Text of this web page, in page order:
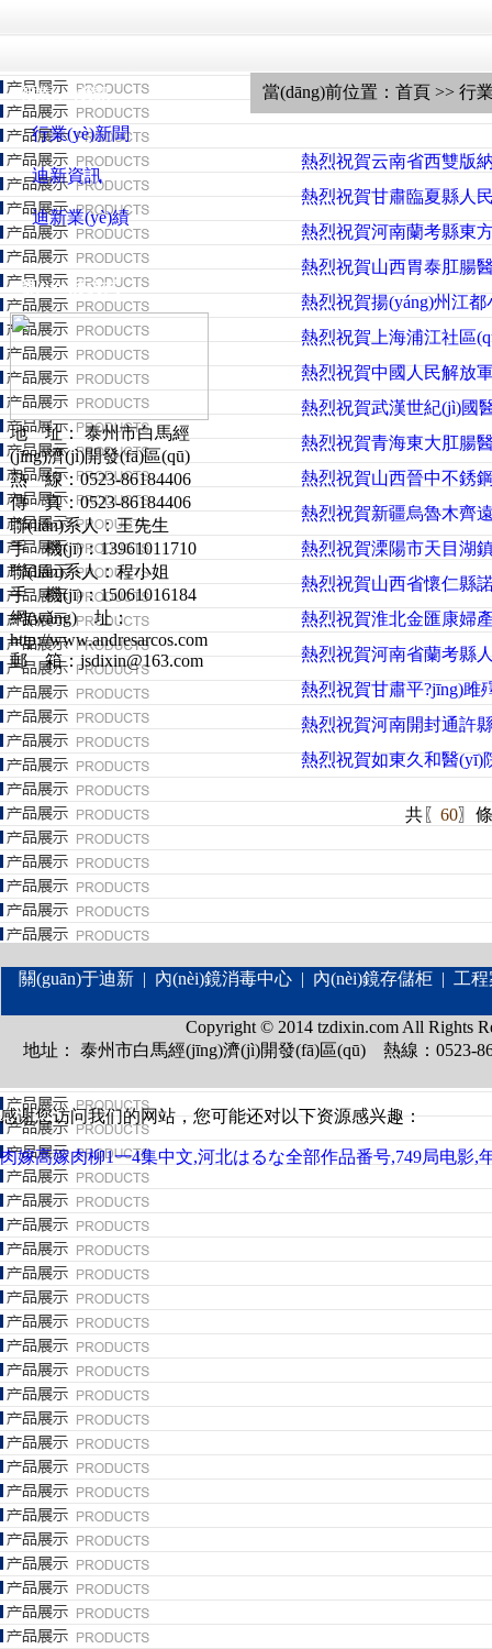
行業(yè)資訊
行業(yè)新聞
迪新資訊
迪新業(yè)績
聯(lián)系方式
地 址： 泰州市白馬經
(jīng)濟(jì)開發(fā)區(qū)
熱 線：0523-86184406
傳 真：0523-86184406
聯(lián)系人：王先生
手 機(jī)：13961011710
聯(lián)系人：程小姐
手 機(jī)：15061016184
網(wǎng) 址：
http://www.andresarcos.com
郵 箱：jsdixin@163.com
當(dāng)前位置：首頁 >> 行
熱烈祝賀云南省西雙版
熱烈祝賀甘肅臨夏縣人
熱烈祝賀河南蘭考縣東
熱烈祝賀山西胃泰肛腸醫
熱烈祝賀揚(yáng)州江都
熱烈祝賀上海浦江社區
熱烈祝賀中國人民解放
熱烈祝賀武漢世紀(jì)國醫
熱烈祝賀青海東大肛腸醫
熱烈祝賀山西晉中不銹
熱烈祝賀新疆烏魯木齊遠
熱烈祝賀溧陽市天目湖鎮
熱烈祝賀山西省懷仁縣諾
熱烈祝賀淮北金匯康婦產
熱烈祝賀河南省蘭考縣
熱烈祝賀甘肅平?jīng)雎
熱烈祝賀河南開封通許
熱烈祝賀如東久和醫(yī)
共〖 60〗
關(guān)于迪新 | 內(nèi)鏡消毒中心 | 內(nèi)鏡存儲柜 | 工
Copyright © 2014 tzdixin.com All Rights
地址： 泰州市白馬經(jīng)濟(jì)開發(fā)區(qū) 熱線：0523-
感谢您访问我们的网站，您可能还对以下资源感兴趣：
肉嫁高嫁肉柳1一4集中文,河北はるな全部作品番号,749局电影,